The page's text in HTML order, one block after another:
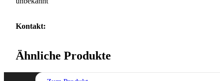
Kontakt:
Ähnliche Produkte